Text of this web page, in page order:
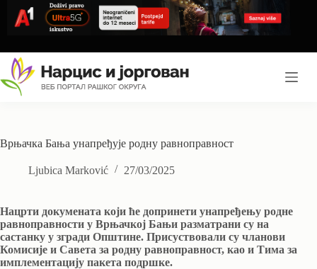
content
Врњачка Бања унапређује родну равноправност
Ljubica Marković 27/03/2025
Нацрти докумената који ће допринети унапређењу родне
равноправности у Врњачкој Бањи разматрани су на
састанку у згради Општине. Присуствовали су чланови
Комисије и Савета за родну равноправност, као и Тима за
имплементацију пакета подршке.